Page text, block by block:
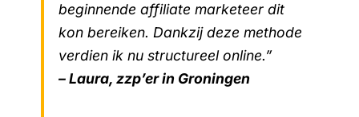
beginnende affiliate marketeer dit
kon bereiken. Dankzij deze methode
verdien ik nu structureel online.”
– Laura, zzp’er in Groningen